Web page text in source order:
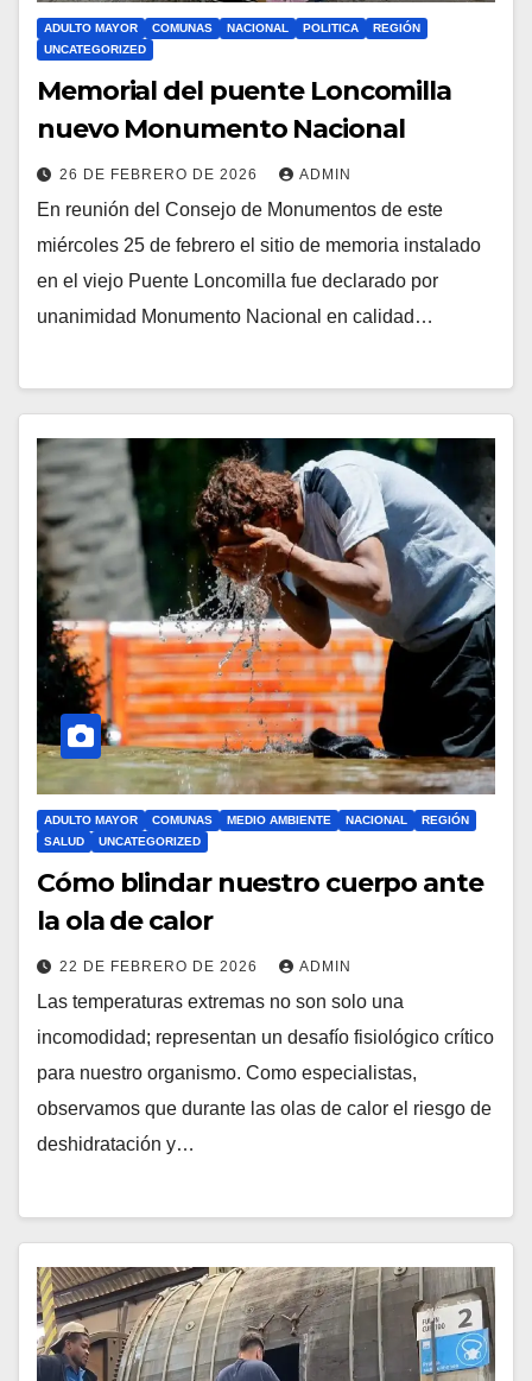
ADULTO MAYOR COMUNAS NACIONAL POLITICA
REGIÓN
UNCATEGORIZED
Memorial del puente Loncomilla
nuevo Monumento Nacional
26 DE FEBRERO DE 2026 ADMIN
En reunión del Consejo de Monumentos de este
miércoles 25 de febrero el sitio de memoria instalado
en el viejo Puente Loncomilla fue declarado por
unanimidad Monumento Nacional en calidad…
ADULTO MAYOR COMUNAS MEDIO AMBIENTE NACIONAL
REGIÓN
SALUD
UNCATEGORIZED
Cómo blindar nuestro cuerpo ante
la ola de calor
22 DE FEBRERO DE 2026 ADMIN
Las temperaturas extremas no son solo una
incomodidad; representan un desafío fisiológico crítico
para nuestro organismo. Como especialistas,
observamos que durante las olas de calor el riesgo de
deshidratación y…